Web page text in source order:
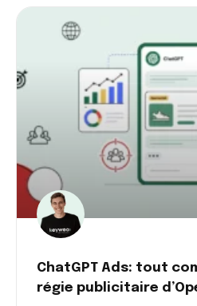
ChatGPT Ads: tout
régie publicitaire